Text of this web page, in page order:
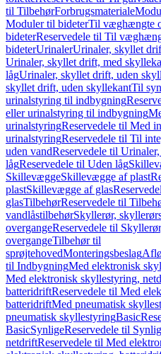
til TilbehørForbrugsmateriale
Moduler til bideterTil væghængte
bideterReservedele til Til
bideterUrinalerUrinaler, skyllet
Urinaler, skyllet drift, med
lågUrinaler, skyllet drift, uden
skyllet drift, uden skyllekantTil
urinalstyring til indbygning
eller urinalstyring til indbygning
urinalstyringReservedele til Med
urinalstyringReservedele til Til
uden vandReservedele til
lågReservedele til Uden låg
SkillevæggeSkillevægge af plast
plastSkillevægge af glas
glasTilbehørReservedele til
vandlåstilbehørSkyllerør,
overgangeReservedele til
overgangeTilbehør til
sprøjtehovedMonteringsbeslag
til IndbygningMed elektronisk
Med elektronisk skyllestyring,
batteridriftReservedele til Med
batteridriftMed pneumatisk
pneumatisk skyllestyringBasic
BasicSynligeReservedele til
netdriftReservedele til Med